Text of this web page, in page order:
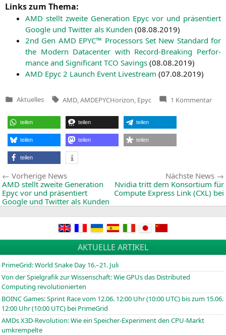
Links zum Thema:
AMD stellt zwei­te Gene­ra­ti­on Epyc vor und prä­sen­tiert
Goog­le und Twit­ter als Kun­den (08.08.2019)
2nd Gen AMD EPYC™ Pro­ces­sors Set New Stan­dard for
the Modern Dat­a­cen­ter with Record-Brea­king Per­for­
mance and Signi­fi­cant TCO Savings (08.08.2019)
AMD Epyc 2 Launch Event Live­stream (07.08.2019)
Veröffentlicht
Aktuelles Tags:
AMD AMDEPYCHorizon Epyc 1 Kommentarzu
teilen teilen teilen
teilen teilen teilen
teilen
Beitragsnavigation
Vorherige NewsVorherige
News:
AMD stellt zweite Generation
Epyc vor und präsentiert
Google und Twitter als Kunden
Nächste News
Nvidia tritt dem Konsortium für
Compute Express Link (CXL) bei
AKTUELLE ARTIKEL
PrimeGrid: World Snake Day 16.–21. Juli
Von der Spielgrafik zur Wissenschaft: Wie GPUs das Distributed
Computing revolutionierten
BOINCGames: Sprint Race vom 12.06. 12:00 Uhr (10:00 UTC) bis zum 15.06.
12:00 Uhr (10:00 UTC) bei PrimeGrid
AMDs X3D-Revolution: Wie ein Speicher-Experiment den CPU-Markt
umkrempelte